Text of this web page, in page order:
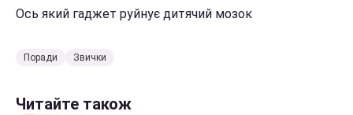
Ось який гаджет руйнує дитячий мозок
Поради Звички
Читайте також